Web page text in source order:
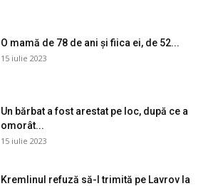
O mamă de 78 de ani și fiica ei, de 52...
15 iulie 2023
Un bărbat a fost arestat pe loc, după ce a
omorât...
15 iulie 2023
Kremlinul refuză să-l trimită pe Lavrov la